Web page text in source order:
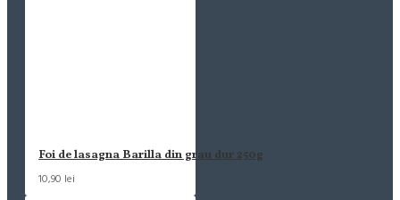
Foi de lasagna Barilla din grau dur 250g
10,90 lei